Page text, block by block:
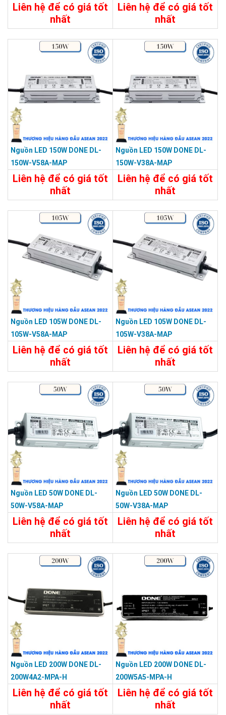
Liên hệ để có giá tốt
nhất
Liên hệ để có giá tốt
nhất
Nguồn LED 150W DONE DL-
150W-V58A-MAP
Liên hệ để có giá tốt
nhất
Nguồn LED 150W DONE DL-
150W-V38A-MAP
Liên hệ để có giá tốt
nhất
Nguồn LED 105W DONE DL-
105W-V58A-MAP
Liên hệ để có giá tốt
nhất
Nguồn LED 105W DONE DL-
105W-V38A-MAP
Liên hệ để có giá tốt
nhất
Nguồn LED 50W DONE DL-
50W-V58A-MAP
Liên hệ để có giá tốt
nhất
Nguồn LED 50W DONE DL-
50W-V38A-MAP
Liên hệ để có giá tốt
nhất
Nguồn LED 200W DONE DL-
200W4A2-MPA-H
Liên hệ để có giá tốt
nhất
Nguồn LED 200W DONE DL-
200W5A5-MPA-H
Liên hệ để có giá tốt
nhất